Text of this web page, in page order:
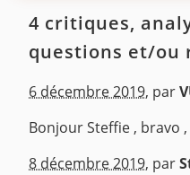
4 critiques,
questions et/ou
6 décembre 2019, par
Bonjour Steffie , bravo
^
8 décembre 2019, par